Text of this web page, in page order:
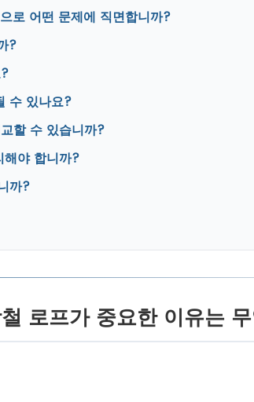
로 어떤 문제에 직면합니까?
?
수 있나요?
할 수 있습니까?
해야 합니까?
까?
로프가 중요한 이유는